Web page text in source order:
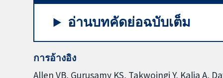
อ่านบทคัดย่อฉบับเต็ม
การอ้างอิง
Allen VB, Gurusamy KS, Takwoingi Y, Kalia A,